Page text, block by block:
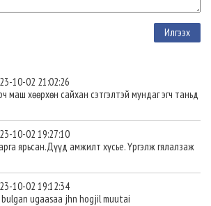
10-02 21:02:26
маш хөөрхөн сайхан сэтгэлтэй мундаг эгч таньд
10-02 19:27:10
ярьсан.Дүүд амжилт хүсье. Үргэлж гялалзаж
10-02 19:12:34
ugaasaa jhn hogjil muutai